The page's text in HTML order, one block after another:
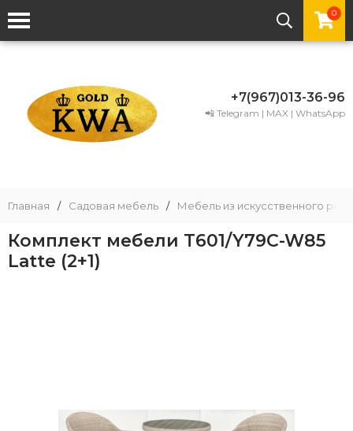
0
+7(967)013-36-96
📲 Telegram | MAX | WhatsApp
Главная / Садовая мебель / Мебель из искусственного
Комплект мебели T601/Y79C-W85
Latte (2+1)